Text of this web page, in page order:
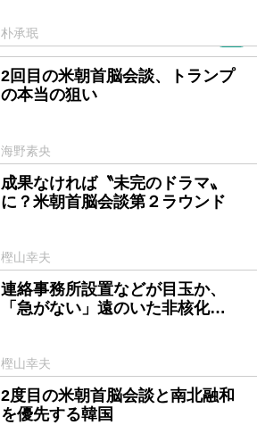
朴承珉
2回目の米朝首脳会談、トランプ
の本当の狙い
海野素央
成果なければ〝未完のドラマ〟
に？米朝首脳会談第２ラウンド
樫山幸夫
連絡事務所設置などが目玉か、
「急がない」遠のいた非核化…
樫山幸夫
2度目の米朝首脳会談と南北融和
を優先する韓国